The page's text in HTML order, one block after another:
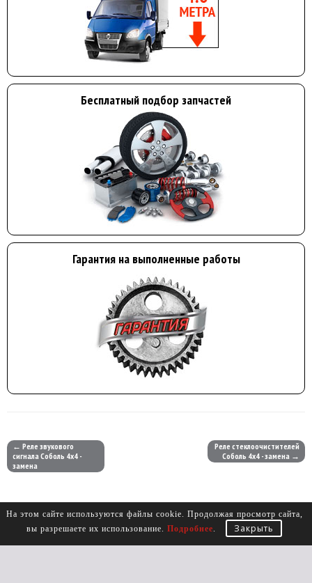
Бесплатный подбор запчастей
Гарантия на выполненные работы
← Реле звукового
сигнала Соболь 4х4 -
замена
Реле стеклоочистителей
Соболь 4х4 - замена →
На этом сайте используются файлы cookie. Продолжая просмотр сайта,
вы разрешаете их использование. Подробнее. Закрыть